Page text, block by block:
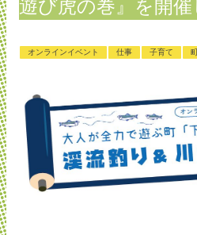
遊び虎の巻』を開催
オンラインイベント 仕事 子育て